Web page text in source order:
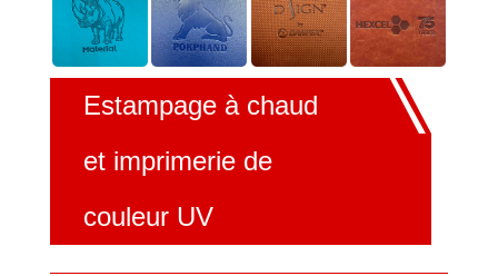
Estampage à chaud
et imprimerie de
couleur UV